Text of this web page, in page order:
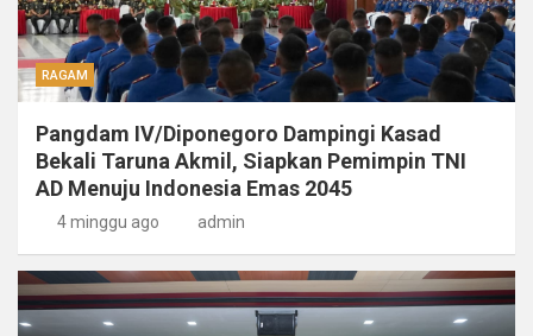
RAGAM
Pangdam IV/Diponegoro Dampingi Kasad
Bekali Taruna Akmil, Siapkan Pemimpin TNI
AD Menuju Indonesia Emas 2045
4 minggu ago admin